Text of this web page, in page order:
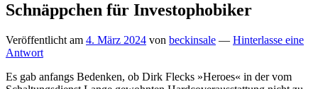
Schnäppchen für Investophobiker
Veröffentlicht am 4. März 2024 von beckinsale — Hinterlasse eine
Antwort
Es gab anfangs Bedenken, ob Dirk Flecks »Heroes« in der vom